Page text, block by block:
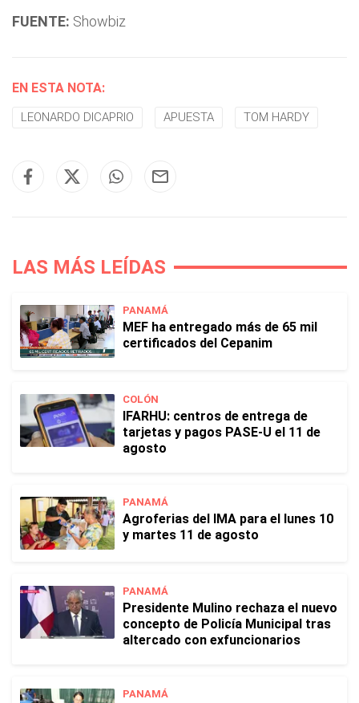
FUENTE: Showbiz
EN ESTA NOTA:
LEONARDO DICAPRIO APUESTA TOM HARDY
LAS MÁS LEÍDAS
PANAMÁ
MEF ha entregado más de 65 mil
certificados del Cepanim
COLÓN
IFARHU: centros de entrega de
tarjetas y pagos PASE-U el 11 de
agosto
PANAMÁ
Agroferias del IMA para el lunes 10
y martes 11 de agosto
PANAMÁ
Presidente Mulino rechaza el nuevo
concepto de Policía Municipal tras
altercado con exfuncionarios
PANAMÁ